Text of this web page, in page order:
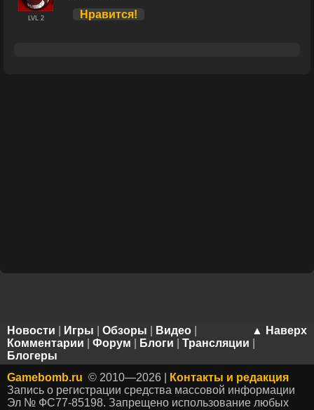
LVL 2 Нравится!
▲ Наверх
Новости Игры Обзоры Видео
Комментарии
Форум Блоги Трансляции
Блогеры
Gamebomb.ru © 2010—2026 |
Контакты и редакция
Запись о регистрации средства массовой информации
Эл № ФС77-85198. Запрещено использование любых